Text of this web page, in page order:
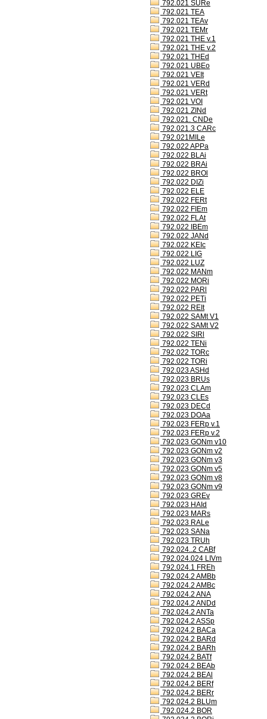
792.021 SURe
792.021 TEA
792.021 TEAv
792.021 TEMr
792.021 THE v.1
792.021 THE v.2
792.021 THEd
792.021 UBEo
792.021 VEIt
792.021 VERd
792.021 VERt
792.021 VOI
792.021 ZINd
792.021. CNDe
792.021.3 CARc
792.021MILe
792.022 APPa
792.022 BLAi
792.022 BRAi
792.022 BROl
792.022 DIZi
792.022 ELE
792.022 FERt
792.022 FIEm
792.022 FLAt
792.022 IBEm
792.022 JANd
792.022 KEIc
792.022 LIG
792.022 LUZ
792.022 MANm
792.022 MORi
792.022 PARl
792.022 PETi
792.022 REIt
792.022 SAMt V1
792.022 SAMt V2
792.022 SIRl
792.022 TENi
792.022 TORc
792.022 TORi
792.023 ASHd
792.023 BRUs
792.023 CLAm
792.023 CLEs
792.023 DECd
792.023 DOAa
792.023 FERp v.1
792.023 FERp v.2
792.023 GONm v10
792.023 GONm v2
792.023 GONm v3
792.023 GONm v5
792.023 GONm v8
792.023 GONm v9
792.023 GREv
792.023 HAId
792.023 MARs
792.023 RALe
792.023 SANa
792.023 TRUh
792.024..2 CABf
792.024.024 LIVm
792.024.1 FREh
792.024.2 AMBb
792.024.2 AMBc
792.024.2 ANA
792.024.2 ANDd
792.024.2 ANTa
792.024.2 ASSp
792.024.2 BACa
792.024.2 BARd
792.024.2 BARh
792.024.2 BATf
792.024.2 BEAb
792.024.2 BEAl
792.024.2 BERf
792.024.2 BERr
792.024.2 BLUm
792.024.2 BOR